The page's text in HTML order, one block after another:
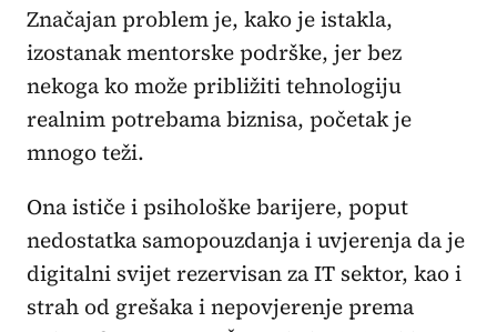
Značajan problem je, kako je istakla,
izostanak mentorske podrške, jer bez
nekoga ko može približiti tehnologiju
realnim potrebama biznisa, početak je
mnogo teži.
Ona ističe i psihološke barijere, poput
nedostatka samopouzdanja i uvjerenja da je
digitalni svijet rezervisan za IT sektor, kao i
strah od grešaka i nepovjerenje prema